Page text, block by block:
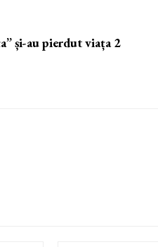
și-au pierdut viața 2